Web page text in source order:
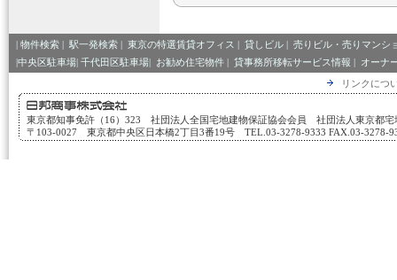
| 物件検索 | 駅一発検索 | 東京の特選賃貸オフィス | 貸しビル | 売りビル・売りマンシ
|中央区駐車場| 千代田区駐車場| お勧め住宅物件 | 貸事務所移転サービス情報 | オーナ
リンクにつ
東京都知事免許（16）323 社団法人全国宅地建物保証協会会員 社団法人東京都宅
〒103-0027 東京都中央区日本橋2丁目3番19号 TEL.03-3278-9333 FAX.03-3278-